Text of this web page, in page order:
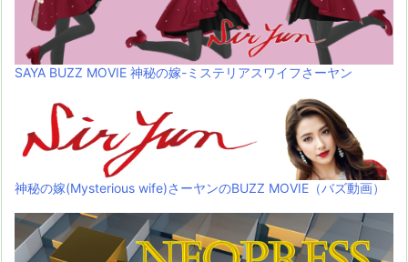
SAYA BUZZ MOVIE 神秘の嫁-ミステリアスワイフさーヤン
神秘の嫁(Mysterious wife)さーヤンのBUZZ MOVIE（バズ動画）